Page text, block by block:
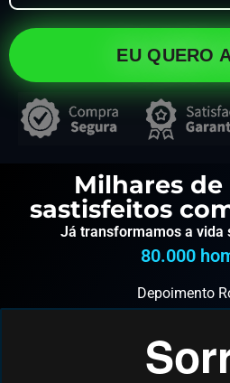
EU QUERO
Milhares
sastisfeitos
Já transformamos a vida
80.000
Depoimento